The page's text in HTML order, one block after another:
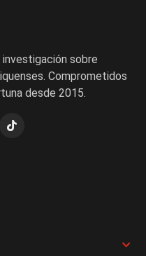
sobre
Comprometidos
desde 2015.